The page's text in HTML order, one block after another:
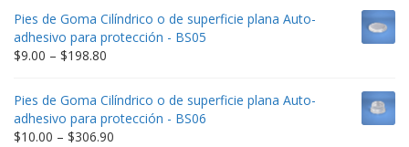
$9.00
through
$332.65
Pies de Goma Cilíndrico o de superficie plana Auto-
adhesivo para protección - BS05
$9.00 – $198.80
$9.00
through
$198.80
Pies de Goma Cilíndrico o de superficie plana Auto-
adhesivo para protección - BS06
$10.00 – $306.90